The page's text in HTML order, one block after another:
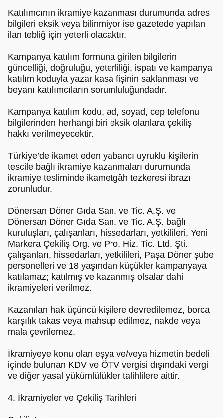
Katılımcının ikramiye kazanması durumunda adres
bilgileri eksik veya bilinmiyor ise gazetede yapılan
ilan tebliğ için yeterli olacaktır.
Kampanya katılım formuna girilen bilgilerin
güncelliği, doğruluğu, yeterliliği, ispatı ve kampanya
katılım koduyla yazar kasa fişinin saklanması ve
beyanı katılımcıların sorumluluğundadır.
Kampanya katılım kodu, ad, soyad, cep telefonu
bilgilerinden herhangi biri eksik olanlara çekiliş
hakkı verilmeyecektir.
Türkiye’de ikamet eden yabancı uyruklu kişilerin
tescile bağlı ikramiye kazanmaları durumunda
ikramiye tesliminde ikametgâh tezkeresi ibrazı
zorunludur.
Dönersan Döner Gıda San. ve Tic. A.Ş. ve
Dönersan Döner Gıda San. ve Tic. A.Ş. bağlı
kuruluşları, çalışanları, hissedarları, yetkilileri, Yeni
Markera Çekiliş Org. ve Pro. Hiz. Tic. Ltd. Şti.
çalışanları, hissedarları, yetkilileri, Paşa Döner şube
personelleri ve 18 yaşından küçükler kampanyaya
katılamaz; katılmış ve kazanmış olsalar dahi
ikramiyeleri verilmez.
Kazanılan hak üçüncü kişilere devredilemez, borca
karşılık takas veya mahsup edilmez, nakde veya
mala çevrilemez.
İkramiyeye konu olan eşya ve/veya hizmetin bedeli
içinde bulunan KDV ve ÖTV vergisi dışındaki vergi
ve diğer yasal yükümlülükler talihlilere aittir.
4. İkramiyeler ve Çekiliş Tarihleri